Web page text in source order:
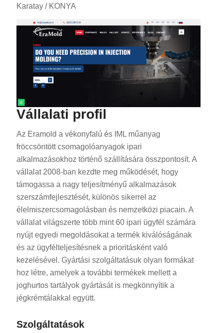
Karatay / KONYA
Vállalati profil
Az Eramold a vékonyfalú és IML műanyag
fröccsöntött csomagolóanyagok ipari
alkalmazásokhoz történő szállítására összpontosít. A
vállalat 2008-ban kezdte meg működését, hogy
támogassa a nagy teljesítményű alkalmazások
szerszámfejlesztését, különös sikerrel az
élelmiszercsomagolásban és nemzetközi piacain. A
vállalat világszerte több mint 60 ipari ügyfél számára
nyújt egyedi megoldásokat a termék kiválóságának
és az ügyfélteljesítésnek a prioritásként való
kezelésével. Gyártási szolgáltatásuk olyan formákat
hoz létre, amelyek a további termékek mellett a
joghurtos tartályok gyártását is megkönnyítik a
jégkrémtálakkal együtt.
Szolgáltatások